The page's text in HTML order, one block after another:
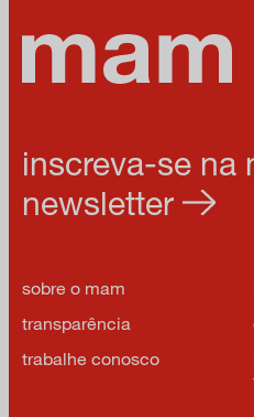
inscreva-se na
newsletter
sobre o mam
transparência
trabalhe conosco